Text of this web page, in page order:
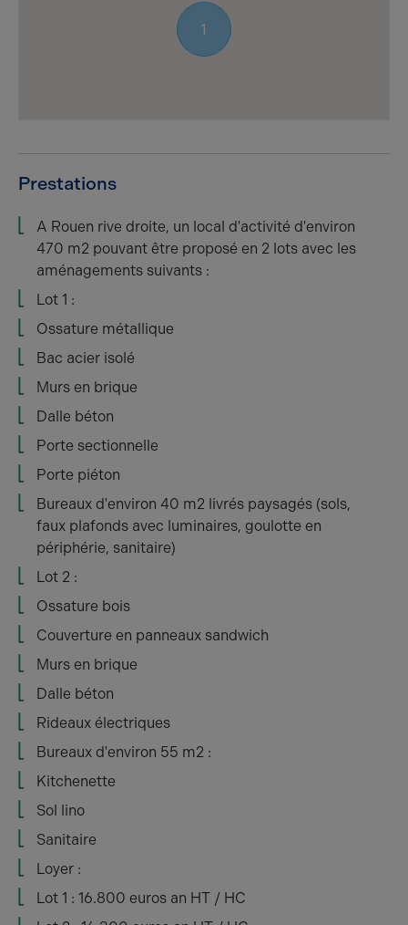
1
Prestations
A Rouen rive droite, un local d'activité d'environ
470 m2 pouvant être proposé en 2 lots avec les
aménagements suivants :
Lot 1 :
Ossature métallique
Bac acier isolé
Murs en brique
Dalle béton
Porte sectionnelle
Porte piéton
Bureaux d'environ 40 m2 livrés paysagés (sols,
faux plafonds avec luminaires, goulotte en
périphérie, sanitaire)
Lot 2 :
Ossature bois
Couverture en panneaux sandwich
Murs en brique
Dalle béton
Rideaux électriques
Bureaux d'environ 55 m2 :
Kitchenette
Sol lino
Sanitaire
Loyer :
Lot 1 : 16.800 euros an HT / HC